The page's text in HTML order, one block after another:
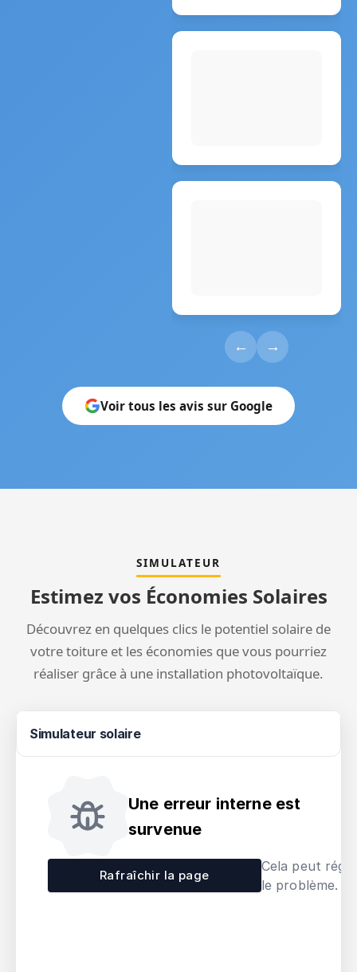
← →
Voir tous les avis sur Google
SIMULATEUR
Estimez vos Économies Solaires
Découvrez en quelques clics le potentiel solaire de
votre toiture et les économies que vous pourriez
réaliser grâce à une installation photovoltaïque.